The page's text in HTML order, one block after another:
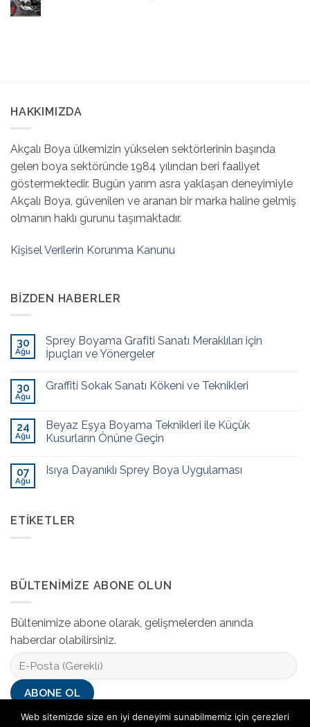
HAKKIMIZDA
Akçalı Boya ülkemizin yükselen sektörlerinin başında
gelen boya sektöründe 1984 yılından beri faaliyet
göstermektedir. Bugün yarım asra yaklaşan deneyimiyle
Akçalı Boya, güvenilen ve aranan bir marka haline gelmiş
olmanın haklı gurunu taşımaktadır.
Kişisel Verilerin Korunma Kanunu
BIZDEN HABERLER
30
Ağu
Sprey Boyama Grafiti Sanatı Meraklıları için
İpuçları ve Yönergeler
30
Ağu
Graffiti Sokak Sanatı Kökeni ve Teknikleri
24
Ağu
Beyaz Eşya Boyama Teknikleri ile Küçük
Kusurların Önüne Geçin
07
Ağu
Isıya Dayanıklı Sprey Boya Uygulaması
ETIKETLER
BÜLTENIMIZE ABONE OLUN
Bültenimize abone olarak, gelişmelerden anında
haberdar olabilirsiniz.
Web sitemizde size en iyi deneyimi sunabilmemiz için çerezleri